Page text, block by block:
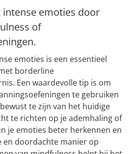
intense emoties door
of
emoties is een essentieel
borderline
Een waardevolle tip is om
te gebruiken
te zijn van het huidige
te richten op je ademhaling of
je emoties beter herkennen en
en doordachte manier op